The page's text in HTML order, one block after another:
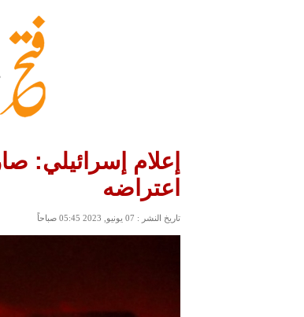
إعلام إسرائيلي:
اعتراضه
تاريخ النشر : 07 يونيو, 2023 05:45 صباحاً